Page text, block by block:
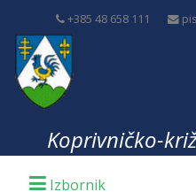
+385 48 658 111
Koprivničko-